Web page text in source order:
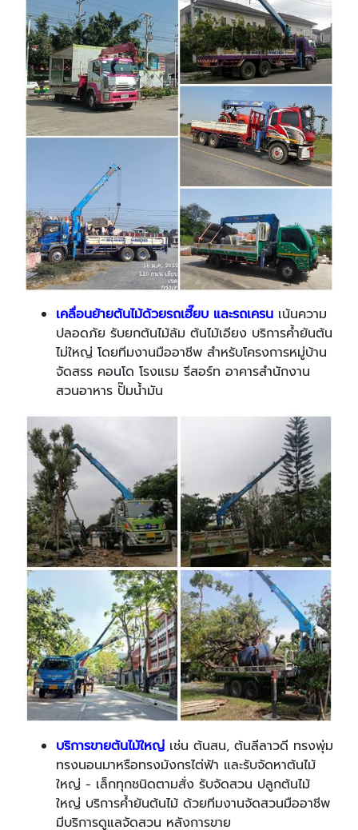
เคลื่อนย้ายต้นไม้ด้วยรถเฮี๊ยบ และรถเครน เน้นความ
ปลอดภัย รับยกต้นไม้ล้ม ต้นไม้เอียง บริการค้ำยันต้น
ไม่ใหญ่ โดยทีมงานมืออาชีพ สำหรับโครงการหมู่บ้าน
จัดสรร คอนโด โรงแรม รีสอร์ท อาคารสำนักงาน
สวนอาหาร ปั๊มน้ำมัน
บริการขายต้นไม้ใหญ่ เช่น ต้นสน, ต้นลีลาวดี ทรงพุ่ม
ทรงนอนมาหรือทรงมังกรไต่ฟ้า และรับจัดหาต้นไม้
ใหญ่ - เล็กทุกชนิดตามสั่ง รับจัดสวน ปลูกต้นไม้
ใหญ่ บริการค้ำยันต้นไม้ ด้วยทีมงานจัดสวนมืออาชีพ
มีบริการดูแลจัดสวน หลังการขาย